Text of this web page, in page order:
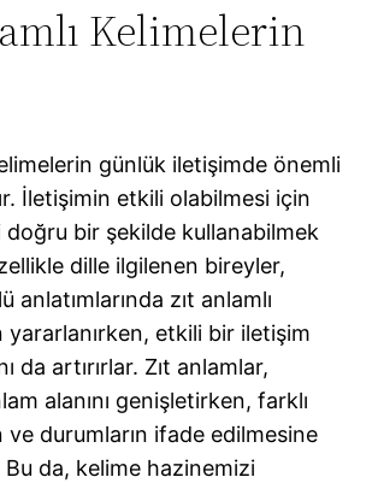
Kelimelerin
günlük iletişimde önemli
İletişimin etkili olabilmesi için
doğru bir şekilde kullanabilmek
dille ilgilenen bireyler,
anlatımlarında zıt anlamlı
yararlanırken, etkili bir iletişim
da artırırlar. Zıt anlamlar,
alanını genişletirken, farklı
ve durumların ifade edilmesine
Bu da, kelime hazinemizi